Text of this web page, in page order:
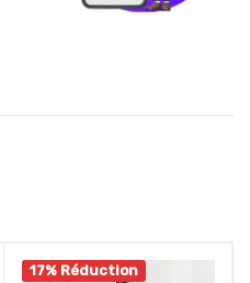
17% Réduction